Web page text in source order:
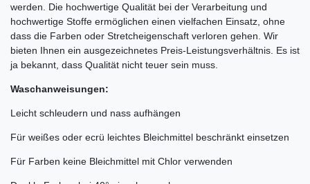
werden. Die hochwertige Qualität bei der Verarbeitung und
hochwertige Stoffe ermöglichen einen vielfachen Einsatz, ohne
dass die Farben oder Stretcheigenschaft verloren gehen. Wir
bieten Ihnen ein ausgezeichnetes Preis-Leistungsverhältnis. Es ist
ja bekannt, dass Qualität nicht teuer sein muss.
Waschanweisungen:
Leicht schleudern und nass aufhängen
Für weißes oder ecrü leichtes Bleichmittel beschränkt einsetzen
Für Farben keine Bleichmittel mit Chlor verwenden